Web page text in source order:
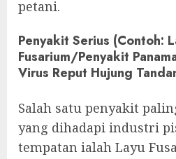
petani.
Penyakit Serius (Contoh:
Fusarium/Penyakit
Virus Reput Hujung
Salah satu penyakit
yang dihadapi industri
tempatan ialah Layu